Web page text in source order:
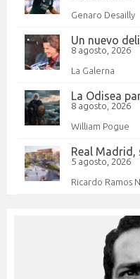
Genaro Desailly
Un nuevo
8 agosto, 2026
La Galerna
La Odisea
8 agosto, 2026
William Pogue
Real Madrid,
5 agosto, 2026
Ricardo Ramos